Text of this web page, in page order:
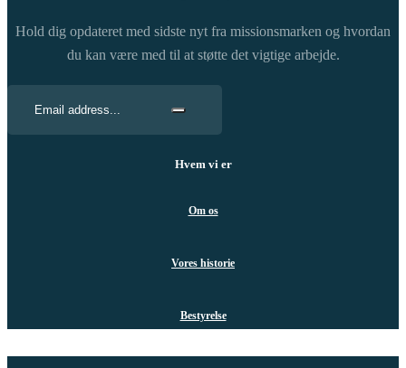
Hold dig opdateret med sidste nyt fra missionsmarken og hvordan
du kan være med til at støtte det vigtige arbejde.
Hvem vi er
Om os
Vores historie
Bestyrelse